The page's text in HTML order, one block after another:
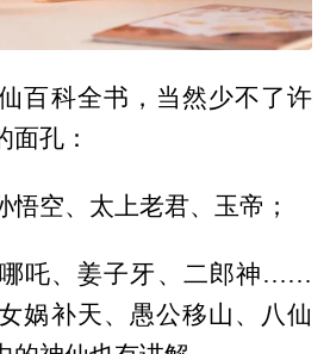
百科全书，当然少不了许
面孔：
悟空、太上老君、玉帝；
哪吒、姜子牙、二郎神……
娲补天、愚公移山、八仙